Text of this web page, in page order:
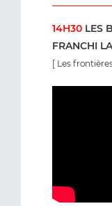
14H30 LES
FRANCHI
[ Les